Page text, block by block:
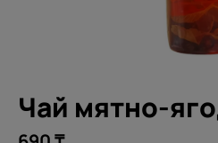
Чай мятно-